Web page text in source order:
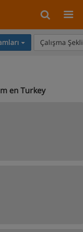
Çalışma
en Turkey